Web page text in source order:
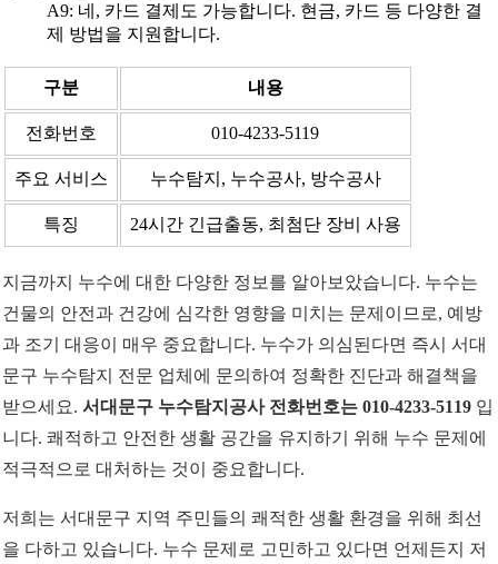
A9: 네, 카드 결제도 가능합니다. 현금, 카드 등 다양한 결
제 방법을 지원합니다.
구분 내용
전화번호 010-4233-5119
주요 서비스 누수탐지, 누수공사, 방수공사
특징 24시간 긴급출동, 최첨단 장비 사용
지금까지 누수에 대한 다양한 정보를 알아보았습니다. 누수는
건물의 안전과 건강에 심각한 영향을 미치는 문제이므로, 예방
과 조기 대응이 매우 중요합니다. 누수가 의심된다면 즉시 서대
문구 누수탐지 전문 업체에 문의하여 정확한 진단과 해결책을
받으세요. 서대문구 누수탐지공사 전화번호는 010-4233-5119입
니다. 쾌적하고 안전한 생활 공간을 유지하기 위해 누수 문제에
적극적으로 대처하는 것이 중요합니다.
저희는 서대문구 지역 주민들의 쾌적한 생활 환경을 위해 최선
을 다하고 있습니다. 누수 문제로 고민하고 있다면 언제든지 저